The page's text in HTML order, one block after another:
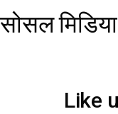
सोसल मिडिया
Like